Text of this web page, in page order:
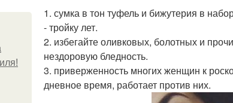
1. сумка в тон туфель и бижутерия в
- тройку лет.
2. избегайте оливковых, болотных и
нездоровую бледность.
3. приверженность многих женщин к
дневное время, работает против них.